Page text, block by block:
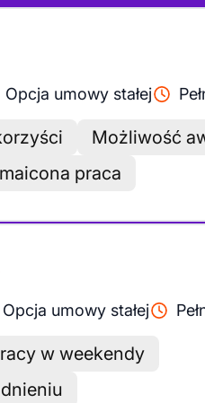
Opcja umowy stałej
Możliwość
praca
Opcja umowy stałej
w weekendy